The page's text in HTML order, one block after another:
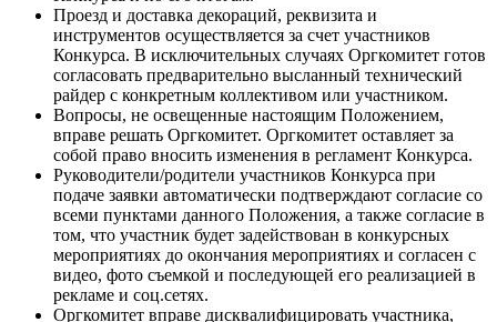
Проезд и доставка декораций, реквизита и
инструментов осуществляется за счет участников
Конкурса. В исключительных случаях Оргкомитет готов
согласовать предварительно высланный технический
райдер с конкретным коллективом или участником.
Вопросы, не освещенные настоящим Положением,
вправе решать Оргкомитет. Оргкомитет оставляет за
собой право вносить изменения в регламент Конкурса.
Руководители/родители участников Конкурса при
подаче заявки автоматически подтверждают согласие со
всеми пунктами данного Положения, а также согласие в
том, что участник будет задействован в конкурсных
мероприятиях до окончания мероприятиях и согласен с
видео, фото съемкой и последующей его реализацией в
рекламе и соц.сетях.
Оргкомитет вправе дисквалифицировать участника,